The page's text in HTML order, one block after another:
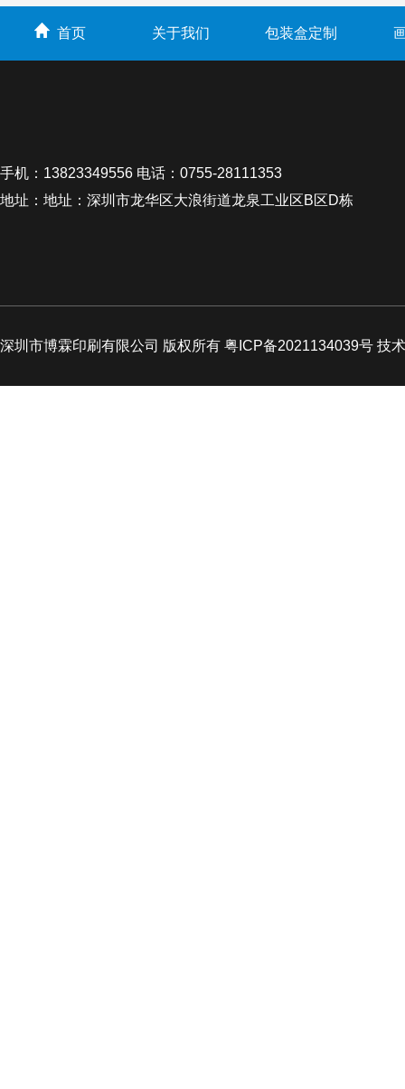
首页 关于我们 包装盒定制
手机：13823349556 电话：0755-28111353
地址：地址：深圳市龙华区大浪街道龙泉工业区B区D栋
深圳市博霖印刷有限公司 版权所有 粤ICP备2021134039号 技